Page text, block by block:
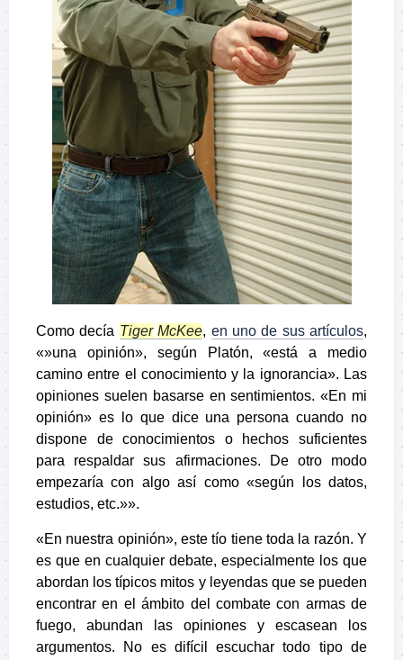
Como decía Tiger McKee, en uno de sus artículos,
«»una opinión», según Platón, «está a medio
camino entre el conocimiento y la ignorancia». Las
opiniones suelen basarse en sentimientos. «En mi
opinión» es lo que dice una persona cuando no
dispone de conocimientos o hechos suficientes
para respaldar sus afirmaciones. De otro modo
empezaría con algo así como «según los datos,
estudios, etc.»».
«En nuestra opinión», este tío tiene toda la razón. Y
es que en cualquier debate, especialmente los que
abordan los típicos mitos y leyendas que se pueden
encontrar en el ámbito del combate con armas de
fuego, abundan las opiniones y escasean los
argumentos. No es difícil escuchar todo tipo de